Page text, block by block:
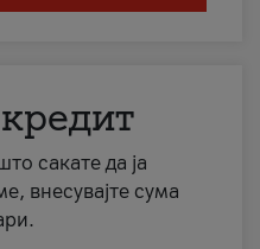
сакате да ја
внесувајте сума